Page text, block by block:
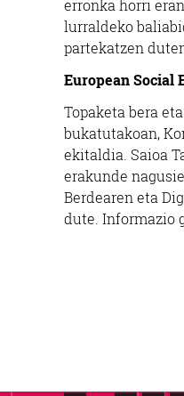
erronka horri
lurraldeko
partekatzen
European Social
Topaketa bera
bukatutakoan,
ekitaldia. Saioa
erakunde
Berdearen eta
dute. Informazio